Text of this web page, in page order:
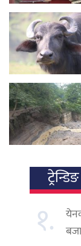
ट्रेन्डिङ
१.